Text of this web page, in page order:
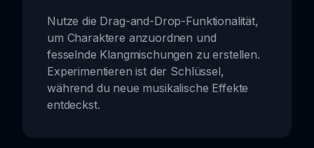
Nutze die Drag-and-Drop-Funktionalität,
um Charaktere anzuordnen und
fesselnde Klangmischungen zu erstellen.
Experimentieren ist der Schlüssel,
während du neue musikalische Effekte
entdeckst.